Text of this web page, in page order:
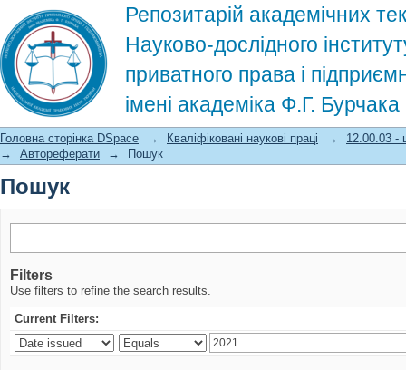
Репозитарій академічних
Науково-дослідного
приватного права і
імені академіка Ф.Г.
Пошук
Головна сторінка DSpace → Кваліфіковані наукові праці →
12.00.03 -
→
Автореферати → Пошук
Пошук
Filters
Use filters to refine the search results.
Current Filters: